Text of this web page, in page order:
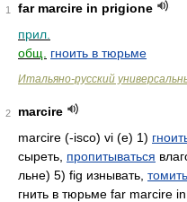
1
far marcire in prigione
прил.
общ.
гноить в тюрьме
Итальяно-русский
2
marcire
marcire (-isco) vi (e) 1)
сыреть, пропитываться
льне) 5) fig изнывать,
гнить в тюрьме far marcire in